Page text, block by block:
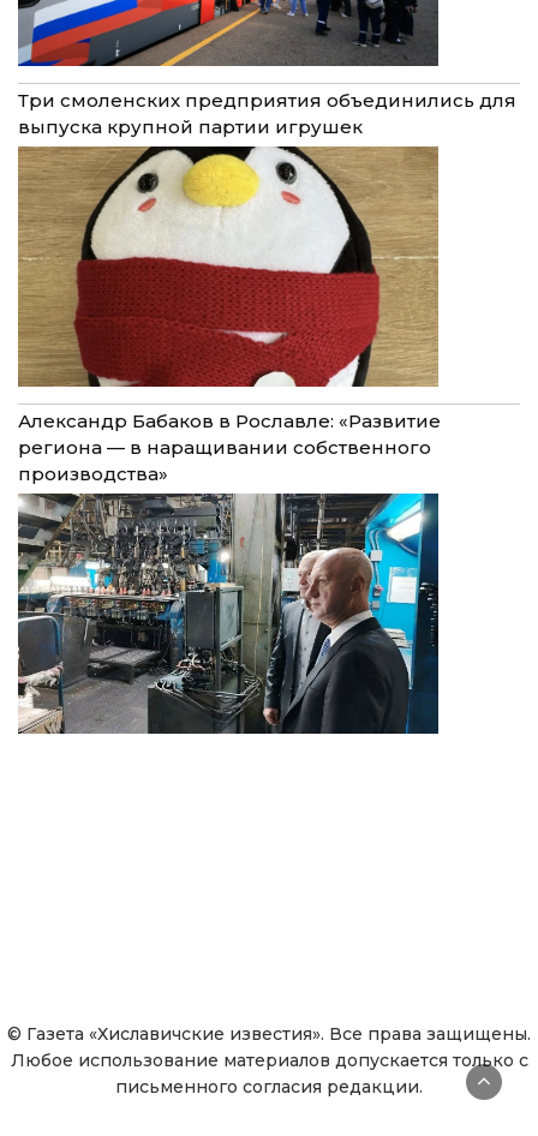
Три смоленских предприятия объединились для
выпуска крупной партии игрушек
Александр Бабаков в Рославле: «Развитие
региона — в наращивании собственного
производства»
© Газета «Хиславичские известия». Все права защищены.
Любое использование материалов допускается только с
письменного согласия редакции.